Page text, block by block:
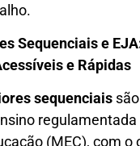
Sequenciais e
e Rápidas
sequenciais
regulamentada
(MEC), com o